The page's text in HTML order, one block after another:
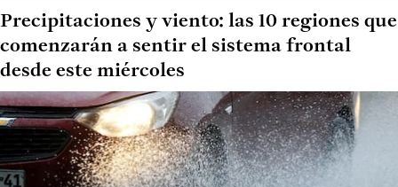
Precipitaciones y viento: las 10 regiones que
comenzarán a sentir el sistema frontal
desde este miércoles